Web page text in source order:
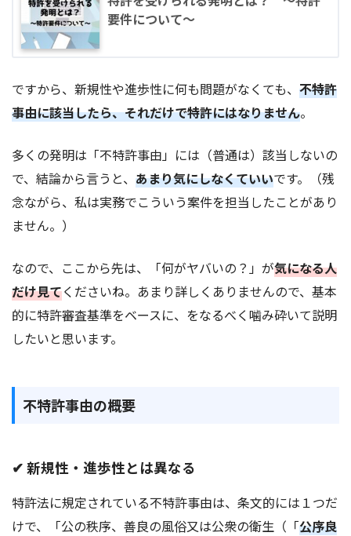
要件について～
ですから、新規性や進歩性に何も問題がなくても、 不特許
事由に該当したら、それだけで特許にはなりません。
多くの発明は「不特許事由」には（普通は）該当しないの
で、結論から言うと、 あまり気にしなくていいです。（残
念ながら、私は実務でこういう案件を担当したことがあり
ません。）
なので、ここから先は、「何がヤバいの？」が気になる人
だけ見てくださいね。あまり詳しくありませんので、基本
的に特許審査基準をベースに、をなるべく噛み砕いて説明
したいと思います。
不特許事由の概要
✔ 新規性・進歩性とは異なる
特許法に規定されている不特許事由は、条文的には１つだ
けで、「公の秩序、善良の風俗又は公衆の衛生（「公序良